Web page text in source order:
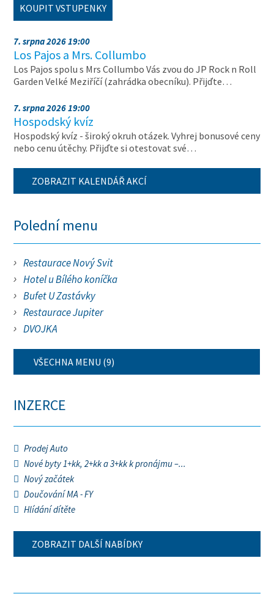
KOUPIT VSTUPENKY
7. srpna 2026 19:00
Los Pajos a Mrs. Collumbo
Los Pajos spolu s Mrs Collumbo Vás zvou do JP Rock n Roll
Garden Velké Meziříčí (zahrádka obecníku). Přijďte…
7. srpna 2026 19:00
Hospodský kvíz
Hospodský kvíz - široký okruh otázek. Vyhrej bonusové ceny
nebo cenu útěchy. Přijďte si otestovat své…
ZOBRAZIT KALENDÁŘ AKCÍ
Polední menu
Restaurace Nový Svit
Hotel u Bílého koníčka
Bufet U Zastávky
Restaurace Jupiter
DVOJKA
VŠECHNA MENU (9)
INZERCE
Prodej Auto
Nové byty 1+kk, 2+kk a 3+kk k pronájmu –...
Nový začátek
Doučování MA - FY
Hlídání dítěte
ZOBRAZIT DALŠÍ NABÍDKY